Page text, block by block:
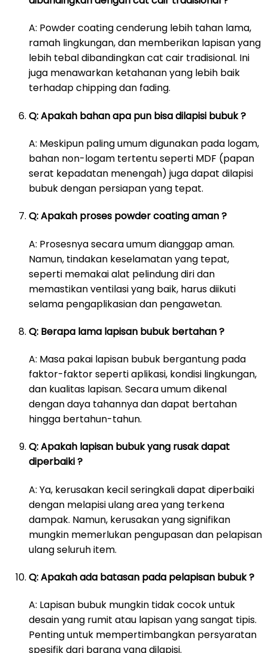
A: Powder coating cenderung lebih tahan lama,
ramah lingkungan, dan memberikan lapisan yang
lebih tebal dibandingkan cat cair tradisional. Ini
juga menawarkan ketahanan yang lebih baik
terhadap chipping dan fading.
Q: Apakah bahan apa pun bisa dilapisi bubuk ?
A: Meskipun paling umum digunakan pada logam,
bahan non-logam tertentu seperti MDF (papan
serat kepadatan menengah) juga dapat dilapisi
bubuk dengan persiapan yang tepat.
Q: Apakah proses powder coating aman ?
A: Prosesnya secara umum dianggap aman.
Namun, tindakan keselamatan yang tepat,
seperti memakai alat pelindung diri dan
memastikan ventilasi yang baik, harus diikuti
selama pengaplikasian dan pengawetan.
Q: Berapa lama lapisan bubuk bertahan ?
A: Masa pakai lapisan bubuk bergantung pada
faktor-faktor seperti aplikasi, kondisi lingkungan,
dan kualitas lapisan. Secara umum dikenal
dengan daya tahannya dan dapat bertahan
hingga bertahun-tahun.
Q: Apakah lapisan bubuk yang rusak dapat
diperbaiki ?
A: Ya, kerusakan kecil seringkali dapat diperbaiki
dengan melapisi ulang area yang terkena
dampak. Namun, kerusakan yang signifikan
mungkin memerlukan pengupasan dan pelapisan
ulang seluruh item.
Q: Apakah ada batasan pada pelapisan bubuk ?
A: Lapisan bubuk mungkin tidak cocok untuk
desain yang rumit atau lapisan yang sangat tipis.
Penting untuk mempertimbangkan persyaratan
spesifik dari barang yang dilapisi.